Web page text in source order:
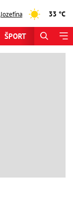
Jozefína 33 °C
ŠPORT